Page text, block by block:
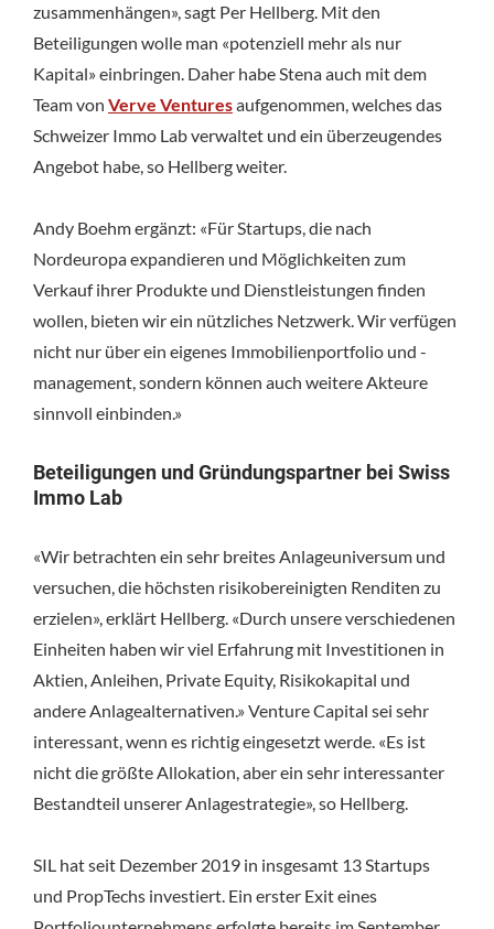
zusammenhängen», sagt Per Hellberg. Mit den
Beteiligungen wolle man «potenziell mehr als nur
Kapital» einbringen. Daher habe Stena auch mit dem
Team von Verve Venturesaufgenommen, welches das
Schweizer Immo Lab verwaltet und ein überzeugendes
Angebot habe, so Hellberg weiter.
Andy Boehm ergänzt: «Für Startups, die nach
Nordeuropa expandieren und Möglichkeiten zum
Verkauf ihrer Produkte und Dienstleistungen finden
wollen, bieten wir ein nützliches Netzwerk. Wir verfügen
nicht nur über ein eigenes Immobilienportfolio und -
management, sondern können auch weitere Akteure
sinnvoll einbinden.»
Beteiligungen und Gründungspartner bei Swiss
Immo Lab
«Wir betrachten ein sehr breites Anlageuniversum und
versuchen, die höchsten risikobereinigten Renditen zu
erzielen», erklärt Hellberg. «Durch unsere verschiedenen
Einheiten haben wir viel Erfahrung mit Investitionen in
Aktien, Anleihen, Private Equity, Risikokapital und
andere Anlagealternativen.» Venture Capital sei sehr
interessant, wenn es richtig eingesetzt werde. «Es ist
nicht die größte Allokation, aber ein sehr interessanter
Bestandteil unserer Anlagestrategie», so Hellberg.
SIL hat seit Dezember 2019 in insgesamt 13 Startups
und PropTechs investiert. Ein erster Exit eines